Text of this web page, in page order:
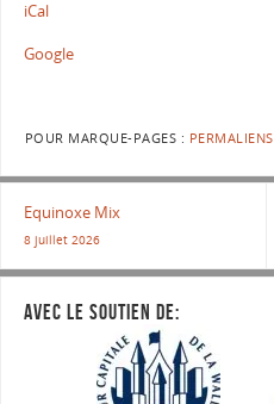
iCal
Google
POUR MARQUE-PAGES : PERMALIENS
Equinoxe Mix
8 juillet 2026
AVEC LE SOUTIEN DE: